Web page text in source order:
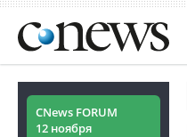
CNews FORUM
12 ноября